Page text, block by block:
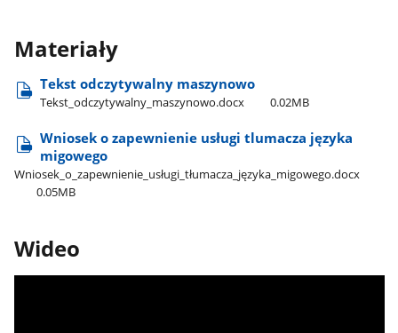
Materiały
Tekst odczytywalny maszynowo
Tekst​_odczytywalny​_maszynowo.docx 0.02MB
Wniosek o zapewnienie usługi tlumacza języka
migowego
Wniosek​_o​_zapewnienie​_usługi​_tłumacza​_języka​_migowego.docx
0.05MB
Wideo